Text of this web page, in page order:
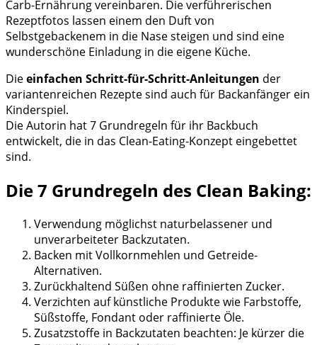
Carb-Ernährung vereinbaren. Die verführerischen
Rezeptfotos lassen einem den Duft von
Selbstgebackenem in die Nase steigen und sind eine
wunderschöne Einladung in die eigene Küche.
Dieeinfachen Schritt-für-Schritt-Anleitungen der
variantenreichen Rezepte sind auch für Backanfänger ein
Kinderspiel.
Die Autorin hat 7 Grundregeln für ihr Backbuch
entwickelt, die in das Clean-Eating-Konzept eingebettet
sind.
Die 7 Grundregeln des Clean Baking:
Verwendung möglichst naturbelassener und
unverarbeiteter Backzutaten.
Backen mit Vollkornmehlen und Getreide-
Alternativen.
Zurückhaltend Süßen ohne raffinierten Zucker.
Verzichten auf künstliche Produkte wie Farbstoffe,
Süßstoffe, Fondant oder raffinierte Öle.
Zusatzstoffe in Backzutaten beachten: Je kürzer die